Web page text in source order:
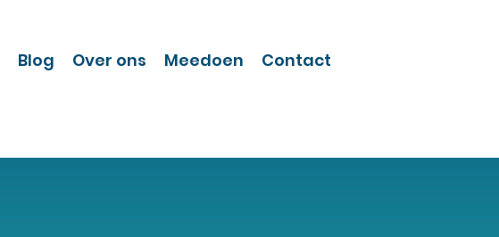
Blog Over ons Meedoen Contact